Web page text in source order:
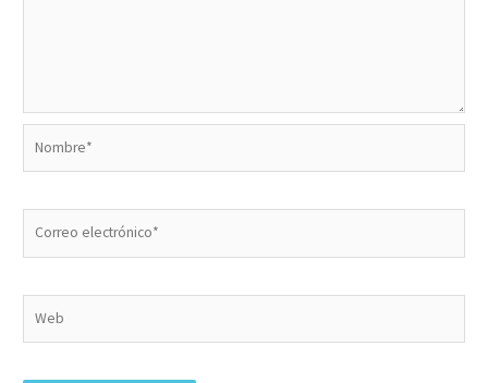
electrónico*